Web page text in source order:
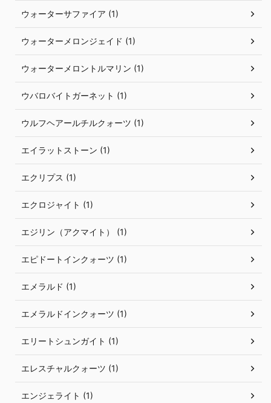
ウォーターサファイア (1)
ウォーターメロンジェイド (1)
ウォーターメロントルマリン (1)
ウバロバイトガーネット (1)
ウルフヘアールチルクォーツ (1)
エイラットストーン (1)
エクリプス (1)
エクロジャイト (1)
エジリン（アクマイト） (1)
エピドートインクォーツ (1)
エメラルド (1)
エメラルドインクォーツ (1)
エリートシュンガイト (1)
エレスチャルクォーツ (1)
エンジェライト (1)